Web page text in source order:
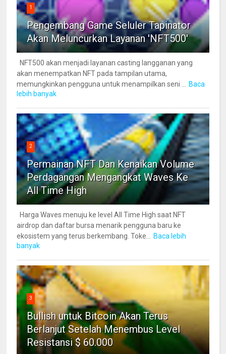
1
Pengembang Game Seluler Tapinator
Akan Meluncurkan Layanan 'NFT500'
NFT500 akan menjadi layanan casting langganan yang
akan menempatkan NFT pada tampilan utama,
memungkinkan pengguna untuk menampilkan seni ...
Baca
lebih banyak
2
Permainan NFT Dan Kenaikan Volume
Perdagangan Mengangkat Waves Ke
All Time High
Harga Waves menuju ke level All Time High saat NFT
airdrop dan daftar bursa menarik pengguna baru ke
ekosistem yang terus berkembang. Toke...
Baca lebih
banyak
3
Bullish untuk Bitcoin Akan Terus
Berlanjut Setelah Menembus Level
Resistansi $ 60.000